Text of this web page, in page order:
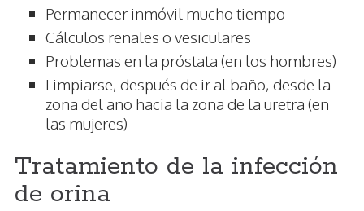
Permanecer inmóvil mucho tiempo
Cálculos renales o vesiculares
Problemas en la próstata (en los hombres)
Limpiarse, después de ir al baño, desde la
zona del ano hacia la zona de la uretra (en
las mujeres)
Tratamiento de la infección
de orina